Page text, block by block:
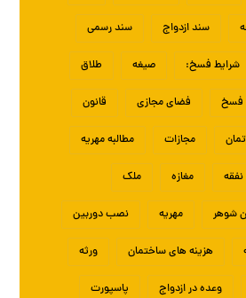
سند ازدواج سند رسمی
شرایط فسخ: صیغه طلاق
فسخ فضای مجازی قانون
مجازات مطالبه مهریه
نفقه مغازه ملک
شوهر مهریه نصب دوربین
هزینه های ساختمان ورثه
وعده در ازدواج پاسپورت